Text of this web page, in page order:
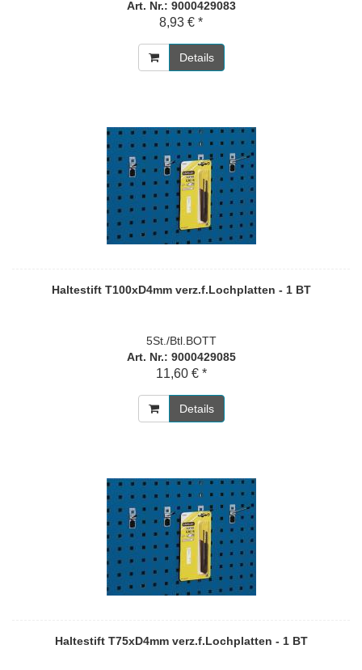
Art. Nr.: 9000429083
8,93 € *
Details
Haltestift T100xD4mm verz.f.Lochplatten - 1 BT
5St./Btl.BOTT
Art. Nr.: 9000429085
11,60 € *
Details
Haltestift T75xD4mm verz.f.Lochplatten - 1 BT